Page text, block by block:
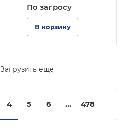
По запросу
В корзину
Загрузить еще
4 5 6 ... 478